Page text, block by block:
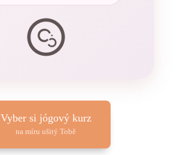
Vyber si jógový kurz
na míru ušitý Tobě